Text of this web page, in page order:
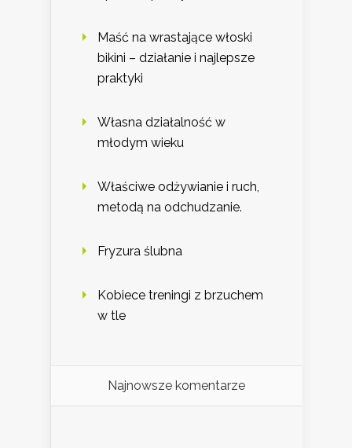
Maść na wrastające włoski
bikini – działanie i najlepsze
praktyki
Własna działalność w
młodym wieku
Właściwe odżywianie i ruch,
metodą na odchudzanie.
Fryzura ślubna
Kobiece treningi z brzuchem
w tle
Najnowsze komentarze